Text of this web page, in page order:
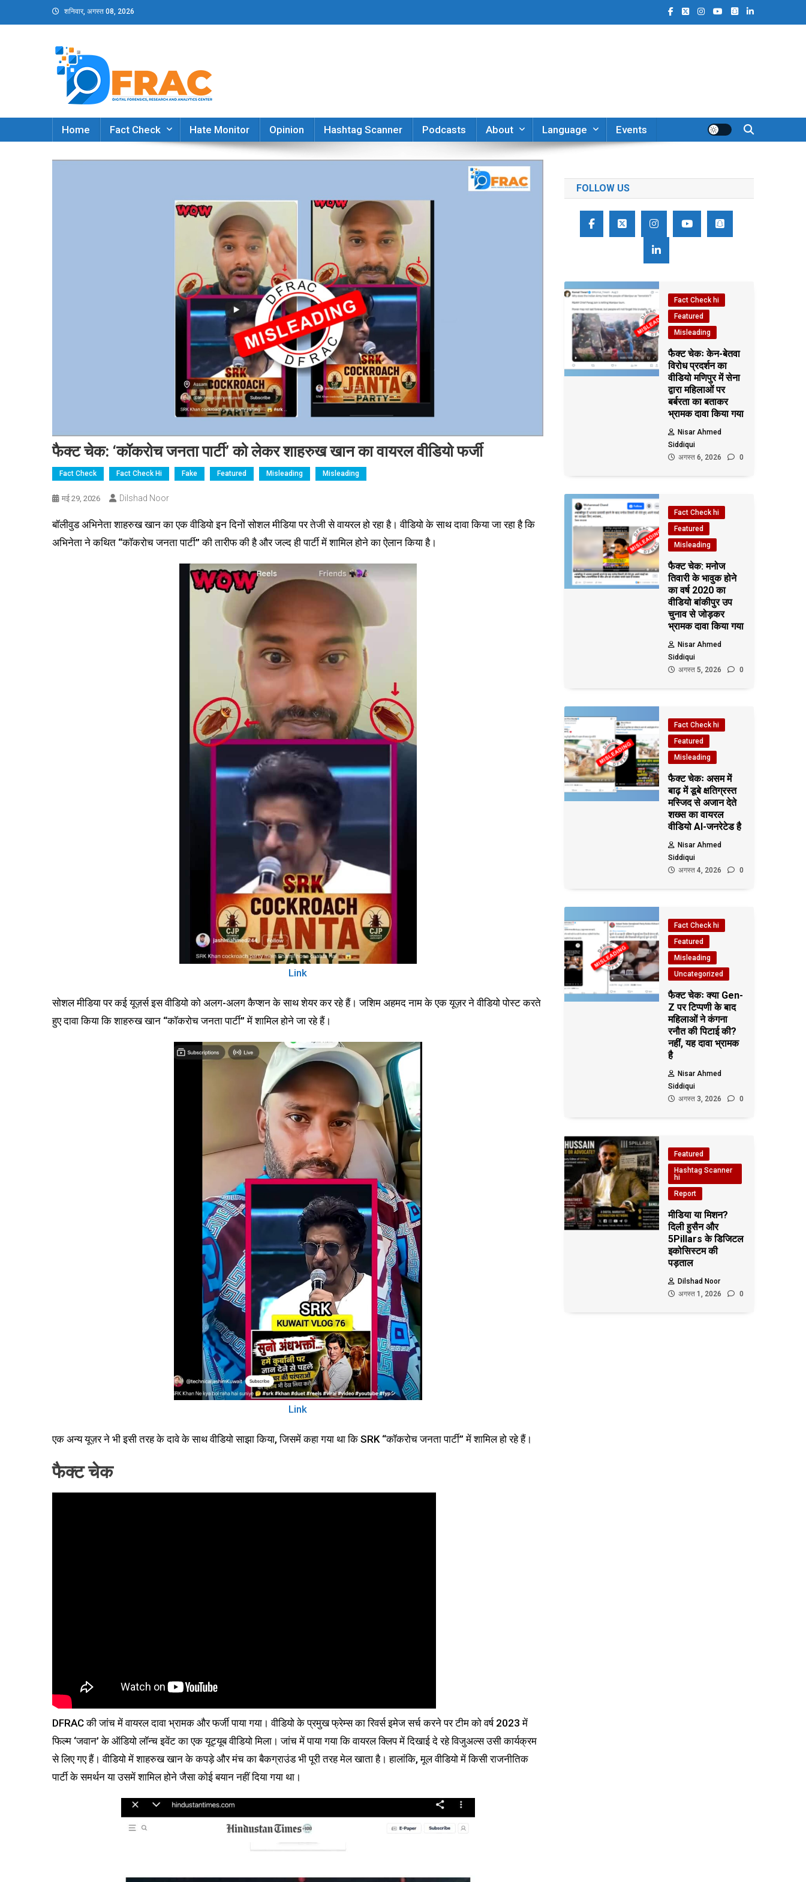
to
शनिवार, अगस्त 08, 2026
DFRAC_ORG
Digital Forensics, Research and Analytics Center
Home
Fact Check Hate Monitor Opinion Hashtag Scanner Podcasts About Language Events
फैक्ट चेक: ‘कॉकरोच जनता पार्टी’ को लेकर शाहरुख खान का वायरल वीडियो फर्जी
Fact Check Fact Check Hi Fake Featured Misleading Misleading
मई 29, 2026 Dilshad Noor
बॉलीवुड अभिनेता शाहरुख खान का एक वीडियो इन दिनों सोशल मीडिया पर तेजी से वायरल हो रहा है। वीडियो के साथ दावा किया जा रहा है कि
अभिनेता ने कथित “कॉकरोच जनता पार्टी” की तारीफ की है और जल्द ही पार्टी में शामिल होने का ऐलान किया है।
Link
सोशल मीडिया पर कई यूज़र्स इस वीडियो को अलग-अलग कैप्शन के साथ शेयर कर रहे हैं। जशिम अहमद नाम के एक यूज़र ने वीडियो पोस्ट करते
हुए दावा किया कि शाहरुख खान “कॉकरोच जनता पार्टी” में शामिल होने जा रहे हैं।
Link
एक अन्य यूज़र ने भी इसी तरह के दावे के साथ वीडियो साझा किया, जिसमें कहा गया था कि SRK “कॉकरोच जनता पार्टी” में शामिल हो रहे हैं।
फैक्ट चेक
DFRAC की जांच में वायरल दावा भ्रामक और फर्जी पाया गया। वीडियो के प्रमुख फ्रेम्स का रिवर्स इमेज सर्च करने पर टीम को वर्ष 2023 में
फिल्म ‘जवान’ के ऑडियो लॉन्च इवेंट का एक यूट्यूब वीडियो मिला। जांच में पाया गया कि वायरल क्लिप में दिखाई दे रहे विजुअल्स उसी कार्यक्रम
से लिए गए हैं। वीडियो में शाहरुख खान के कपड़े और मंच का बैकग्राउंड भी पूरी तरह मेल खाता है। हालांकि, मूल वीडियो में किसी राजनीतिक
पार्टी के समर्थन या उसमें शामिल होने जैसा कोई बयान नहीं दिया गया था।
FOLLOW US
Fact Check hi
Featured
Misleading
फैक्ट चेकः केन-बेतवा
विरोध प्रदर्शन का
वीडियो मणिपुर में सेना
द्वारा महिलाओं पर
बर्बरता का बताकर
भ्रामक दावा किया गया
Nisar Ahmed
Siddiqui
अगस्त 6, 2026
0
Fact Check hi
Featured
Misleading
फैक्ट चेक: मनोज
तिवारी के भावुक होने
का वर्ष 2020 का
वीडियो बांकीपुर उप
चुनाव से जोड़कर
भ्रामक दावा किया गया
Nisar Ahmed
Siddiqui
अगस्त 5, 2026
0
Fact Check hi
Featured
Misleading
फैक्ट चेकः असम में
बाढ़ में डूबे क्षतिग्रस्त
मस्जिद से अजान देते
शख्स का वायरल
वीडियो AI-जनरेटेड है
Nisar Ahmed
Siddiqui
अगस्त 4, 2026
0
Fact Check hi
Featured
Misleading
Uncategorized
फैक्ट चेकः क्या Gen-
Z पर टिप्पणी के बाद
महिलाओं ने कंगना
रनौत की पिटाई की?
नहीं, यह दावा भ्रामक
है
Nisar Ahmed
Siddiqui
अगस्त 3, 2026
0
Featured
Hashtag Scanner
hi
Report
मीडिया या मिशन?
दिली हुसैन और
5Pillars के डिजिटल
इकोसिस्टम की
पड़ताल
Dilshad Noor
अगस्त 1, 2026
0